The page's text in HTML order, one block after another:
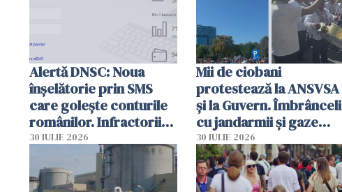
Alertă DNSC: Noua
înșelătorie prin SMS
care golește conturile
românilor. Infractorii
folosesc numele
Ghișeul.ro și al Poliției
Române
30 IULIE 2026
Mii de ciobani
protestează la ANSVSA
și la Guvern. Îmbrânceli
cu jandarmii și gaze
lacrimogene
30 IULIE 2026